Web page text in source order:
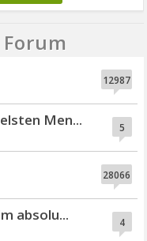
12987
5
Men...
28066
4
absolu...